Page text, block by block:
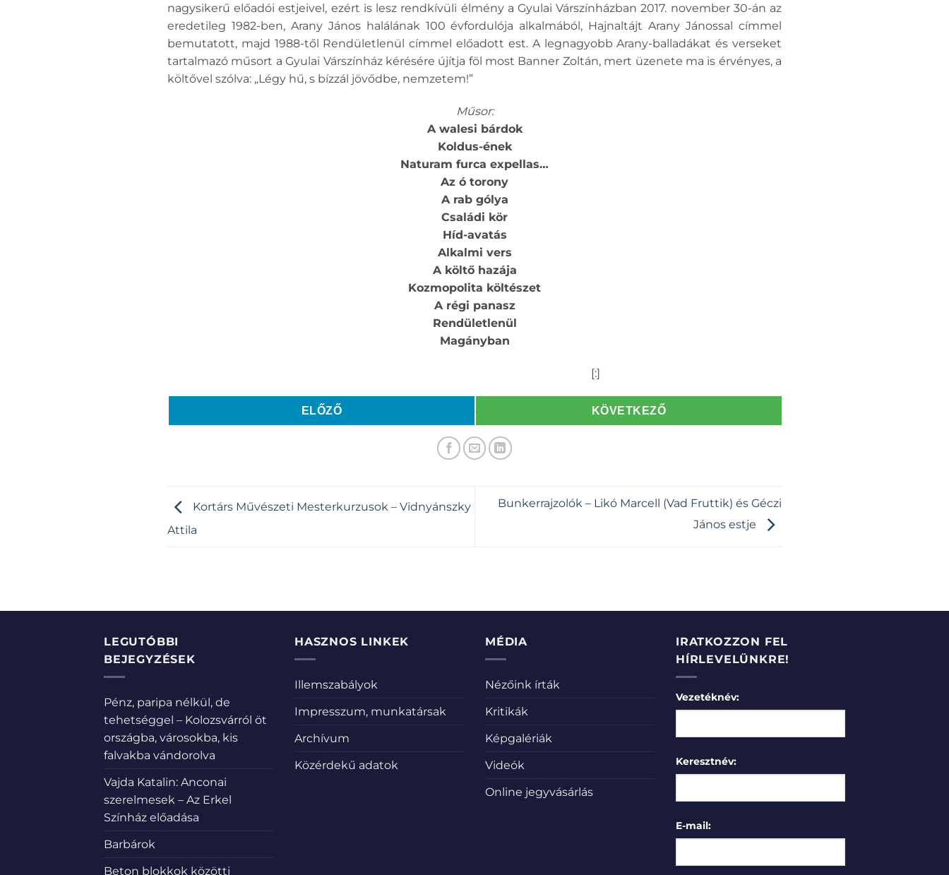
nagysikerű előadói estjeivel, ezért is lesz rendkívüli élmény a Gyulai Várszínházban 2017. november 30-án az
eredetileg 1982-ben, Arany János halálának 100 évfordulója alkalmából, Hajnaltájt Arany Jánossal címmel
bemutatott, majd 1988-től Rendületlenül címmel előadott est. A legnagyobb Arany-balladákat és verseket
tartalmazó műsort a Gyulai Várszínház kérésére újítja föl most Banner Zoltán, mert üzenete ma is érvényes, a
költővel szólva: „Légy hű, s bízzál jövődbe, nemzetem!”
Műsor:
A walesi bárdok
Koldus-ének
Naturam furca expellas…
Az ó torony
A rab gólya
Családi kör
Híd-avatás
Alkalmi vers
A költő hazája
Kozmopolita költészet
A régi panasz
Rendületlenül
Magányban
[:]
ELŐZŐ KÖVETKEZŐ
Kortárs Művészeti Mesterkurzusok – Vidnyánszky
Attila
Bunkerrajzolók – Likó Marcell (Vad Fruttik) és Géczi
János estje
LEGUTÓBBI
BEJEGYZÉSEK
Pénz, paripa nélkül, de
tehetséggel – Kolozsvárról öt
országba, városokba, kis
falvakba vándorolva
Vajda Katalin: Anconai
szerelmesek – Az Erkel
Színház előadása
Barbárok
Beton blokkok közötti
HASZNOS LINKEK
Illemszabályok
Impresszum, munkatársak
Archívum
Közérdekű adatok
MÉDIA
Nézőink írták
Kritikák
Képgalériák
Videók
Online jegyvásárlás
IRATKOZZON FEL
HÍRLEVELÜNKRE!
Vezetéknév:
Keresztnév:
E-mail: